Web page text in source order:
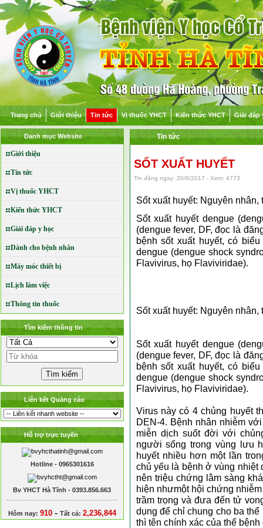
Trang chủ Giới thiệu Tin tức Vị thuốc YHCT Kiến thức YHCT Giải đáp
Danh mục Website
Giới thiệu
Tin tức
Vị thuốc YHCT
Kiến thức YHCT
Giải đáp y học
Dành cho bệnh nhân
Máy móc thiết bị
Lịch làm việc
Thông tin thuốc
Tìm kiếm thông tin
Liên kết Quảng cáo
Hỗ trợ trực tuyến
Hotline - 0965301616
Bv YHCT Hà Tĩnh - 0393.856.663
Hôm nay: 910- Tất cả: 2,236,844
Tin tức
SỐT XUẤT HUYẾT
Tin đăng ngày: 20/6/2017 - Xem: 4773
Sốt xuất huyết: Nguyên
Sốt xuất huyết dengue
(dengue fever, DF, đọc là
bệnh sốt xuất huyết, có
dengue (dengue shock
Flavivirus, họ Flaviviridae).
Sốt xuất huyết: Nguyên
Sốt xuất huyết dengue
(dengue fever, DF, đọc là
bệnh sốt xuất huyết, có
dengue (dengue shock
Flavivirus, họ Flaviviridae).
Virus này có 4 chủng huyết
DEN-4. Bệnh nhân nhiễm
miễn dịch suốt đời với
người sống trong vùng lưu
huyết nhiều hơn một lần
chủ yếu là bệnh ở vùng nhiệt
nên triệu chứng lâm sàng
hiện nhưmột hội chứng
trầm trọng và đưa đến tử
dụng để chỉ chung cho ba
thì tên chính xác của thể